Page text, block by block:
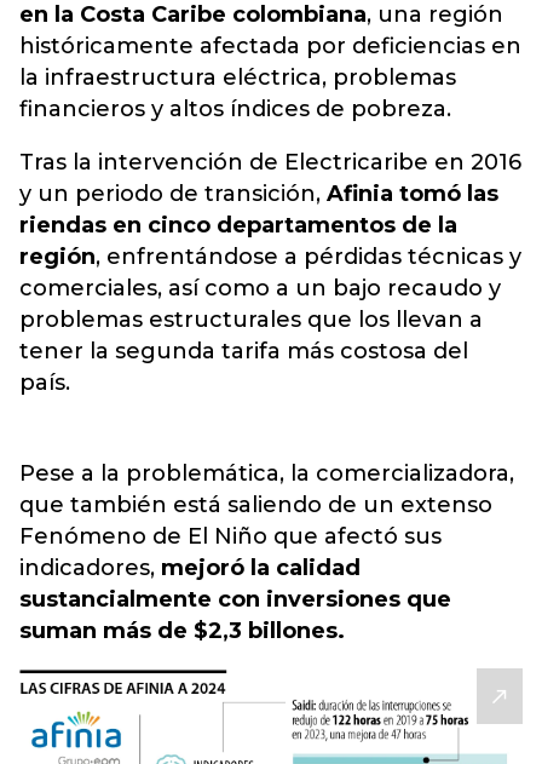
en la Costa Caribe colombiana, una región
históricamente afectada por deficiencias en
la infraestructura eléctrica, problemas
financieros y altos índices de pobreza.
Tras la intervención de Electricaribe en 2016
y un periodo de transición, Afinia tomó las
riendas en cinco departamentos de la
región, enfrentándose a pérdidas técnicas y
comerciales, así como a un bajo recaudo y
problemas estructurales que los llevan a
tener la segunda tarifa más costosa del
país.
Pese a la problemática, la comercializadora,
que también está saliendo de un extenso
Fenómeno de El Niño que afectó sus
indicadores, mejoró la calidad
sustancialmente con inversiones que
suman más de $2,3 billones.